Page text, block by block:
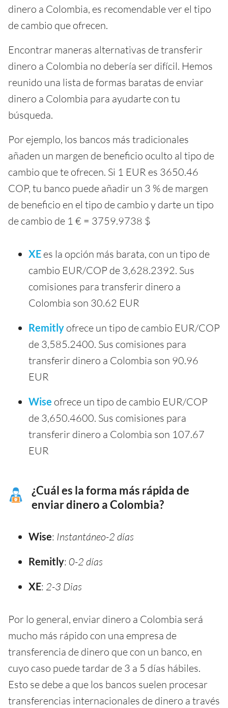
dinero a Colombia, es recomendable ver el tipo
de cambio que ofrecen.
Encontrar maneras alternativas de transferir
dinero a Colombia no debería ser difícil. Hemos
reunido una lista de formas baratas de enviar
dinero a Colombia para ayudarte con tu
búsqueda.
Por ejemplo, los bancos más tradicionales
añaden un margen de beneficio oculto al tipo de
cambio que te ofrecen. Si 1 EUR es 3650.46
COP, tu banco puede añadir un 3 % de margen
de beneficio en el tipo de cambio y darte un tipo
de cambio de 1 € = 3759.9738 $
XE es la opción más barata, con un tipo de
cambio EUR/COP de 3,628.2392. Sus
comisiones para transferir dinero a
Colombia son 30.62 EUR
Remitly ofrece un tipo de cambio EUR/COP
de 3,585.2400. Sus comisiones para
transferir dinero a Colombia son 90.96
EUR
Wise ofrece un tipo de cambio EUR/COP
de 3,650.4600. Sus comisiones para
transferir dinero a Colombia son 107.67
EUR
¿Cuál es la forma más rápida de
enviar dinero a Colombia?
Wise: Instantáneo-2 días
Remitly: 0-2 días
XE: 2-3 Dias
Por lo general, enviar dinero a Colombia será
mucho más rápido con una empresa de
transferencia de dinero que con un banco, en
cuyo caso puede tardar de 3 a 5 días hábiles.
Esto se debe a que los bancos suelen procesar
transferencias internacionales de dinero a través